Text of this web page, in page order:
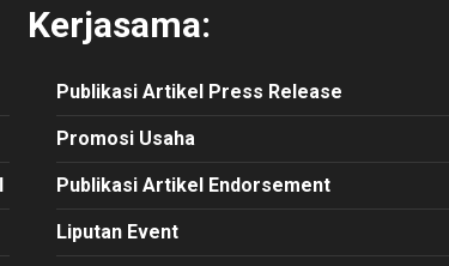
Kerjasama:
Publikasi Artikel Press Release
Promosi Usaha
Publikasi Artikel Endorsement
Liputan Event